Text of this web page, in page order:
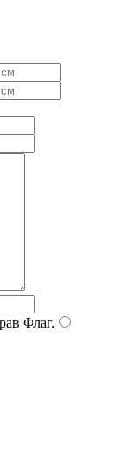
Флаг.